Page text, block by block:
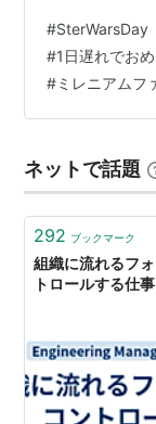
BANDAI
ビークルモデ
ラモデル(新パ
る 【デアゴス
#SterWarsDay
#1日遅れでおめ
#ミレニアムフ
ネットで話題
292 ブックマーク
組織に流れるフ
トロールする仕